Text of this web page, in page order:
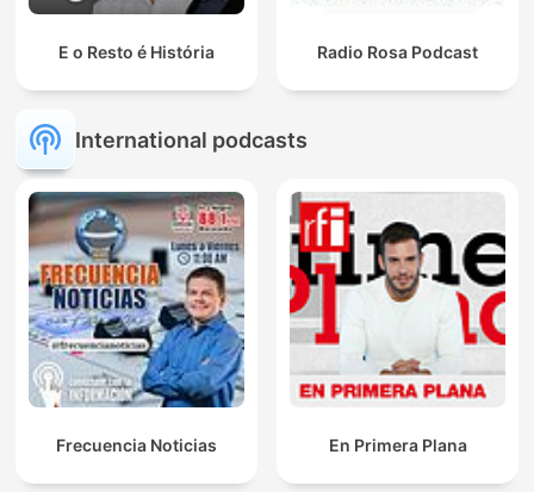
E o Resto é História Radio Rosa Podcast
International podcasts
Frecuencia Noticias En Primera Plana